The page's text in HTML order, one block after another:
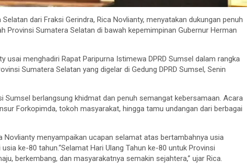
dari Fraksi Gerindra, Rica Novlianty, menyatakan dukungan penuh
Provinsi Sumatera Selatan di bawah kepemimpinan Gubernur Herman
usai menghadiri Rapat Paripurna Istimewa DPRD Sumsel dalam rangka
Sumatera Selatan yang digelar di Gedung DPRD Sumsel, Senin
Sumsel berlangsung khidmat dan penuh semangat kebersamaan. Acara
Forkopimda, tokoh masyarakat, hingga tamu undangan dari berbagai
Novlianty menyampaikan ucapan selamat atas bertambahnya usia
ke-80 tahun.“Selamat Hari Ulang Tahun ke-80 untuk Provinsi
berkembang, dan masyarakatnya semakin sejahtera,” ujar Rica.